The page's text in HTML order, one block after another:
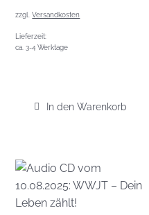
zzgl.Versandkosten
Lieferzeit:
ca. 3-4 Werktage
In den Warenkorb